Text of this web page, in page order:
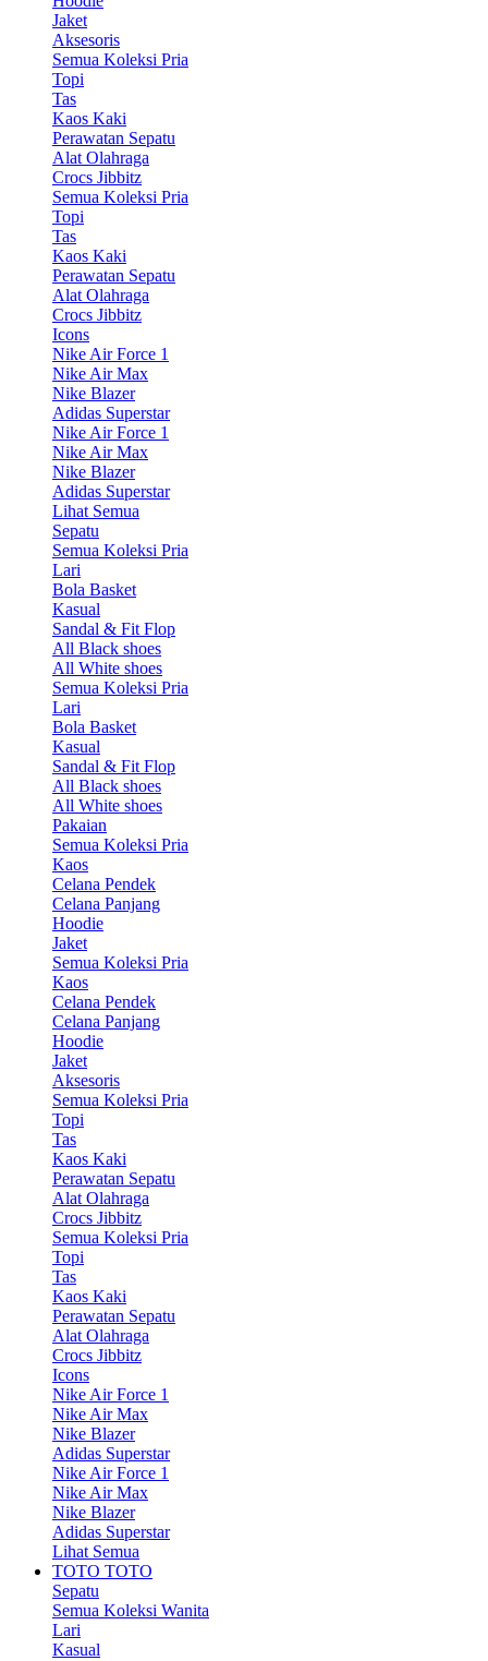
Jaket
Aksesoris
Semua Koleksi Pria
Topi
Tas
Kaos Kaki
Perawatan Sepatu
Alat Olahraga
Crocs Jibbitz
Semua Koleksi Pria
Topi
Tas
Kaos Kaki
Perawatan Sepatu
Alat Olahraga
Crocs Jibbitz
Icons
Nike Air Force 1
Nike Air Max
Nike Blazer
Adidas Superstar
Nike Air Force 1
Nike Air Max
Nike Blazer
Adidas Superstar
Lihat Semua
Sepatu
Semua Koleksi Pria
Lari
Bola Basket
Kasual
Sandal & Fit Flop
All Black shoes
All White shoes
Semua Koleksi Pria
Lari
Bola Basket
Kasual
Sandal & Fit Flop
All Black shoes
All White shoes
Pakaian
Semua Koleksi Pria
Kaos
Celana Pendek
Celana Panjang
Hoodie
Jaket
Semua Koleksi Pria
Kaos
Celana Pendek
Celana Panjang
Hoodie
Jaket
Aksesoris
Semua Koleksi Pria
Topi
Tas
Kaos Kaki
Perawatan Sepatu
Alat Olahraga
Crocs Jibbitz
Semua Koleksi Pria
Topi
Tas
Kaos Kaki
Perawatan Sepatu
Alat Olahraga
Crocs Jibbitz
Icons
Nike Air Force 1
Nike Air Max
Nike Blazer
Adidas Superstar
Nike Air Force 1
Nike Air Max
Nike Blazer
Adidas Superstar
Lihat Semua
TOTO TOTO
Sepatu
Semua Koleksi Wanita
Lari
Kasual